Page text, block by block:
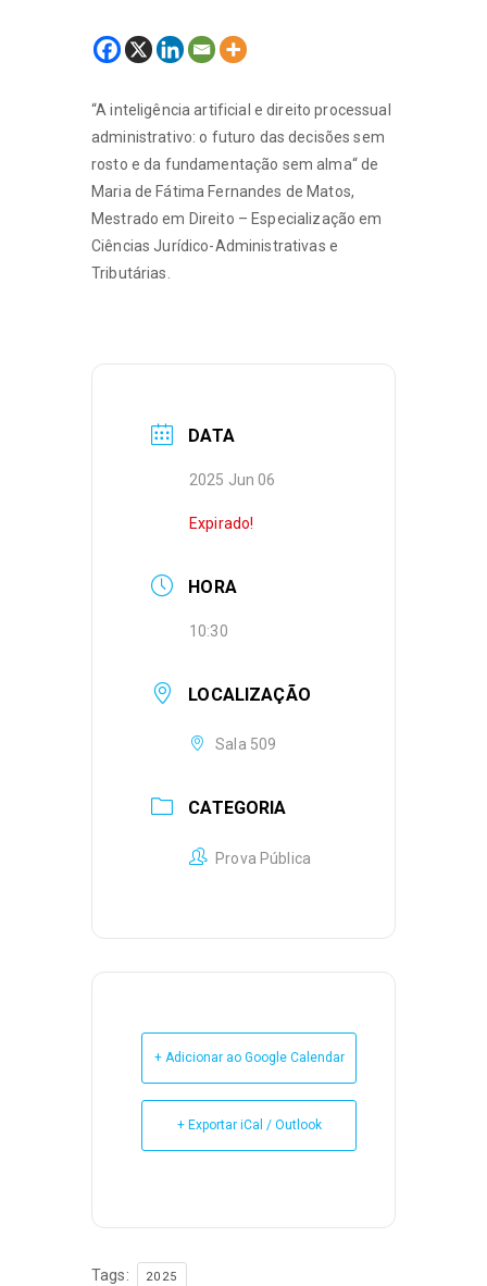
“A inteligência artificial e direito processual
administrativo: o futuro das decisões sem
rosto e da fundamentação sem alma“ de
Maria de Fátima Fernandes de Matos,
Mestrado em Direito – Especialização em
Ciências Jurídico-Administrativas e
Tributárias.
DATA
2025 Jun 06
Expirado!
HORA
10:30
LOCALIZAÇÃO
Sala 509
CATEGORIA
Prova Pública
+ Adicionar ao Google Calendar
+ Exportar iCal / Outlook
Tags: 2025